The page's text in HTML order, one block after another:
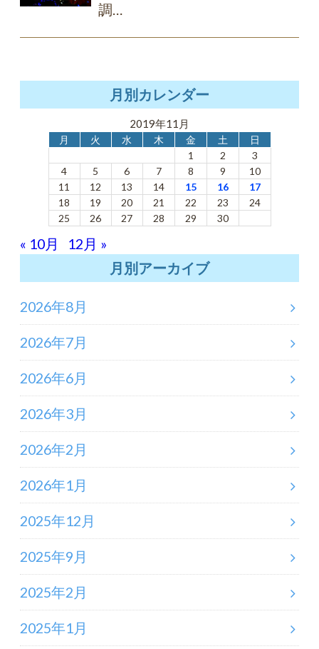
調…
月別カレンダー
2019年11月
月 火 水 木 金 土
日
1
2
3
4
5 6 7 8 9
10
11
12 13 14 15 16
17
18
19 20 21 22 23
24
25
26 27 28 29 30
« 10月
12月 »
月別アーカイブ
2026年8月
2026年7月
2026年6月
2026年3月
2026年2月
2026年1月
2025年12月
2025年9月
2025年2月
2025年1月